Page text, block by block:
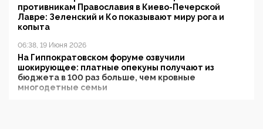
противникам Православия в Киево-Печерской
Лавре: Зеленский и Ко показывают миру рога и
копыта
06:38, 19 Июня 2026
На Гиппократовском форуме озвучили
шокирующее: платные опекуны получают из
бюджета в 100 раз больше, чем кровные
многодетные семьи